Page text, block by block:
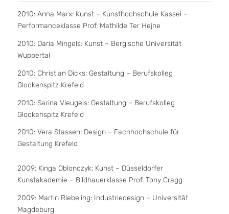
2010: Anna Marx: Kunst – Kunsthochschule Kassel –
Performanceklasse Prof. Mathilde Ter Hejne
2010: Daria Mingels: Kunst – Bergische Universität
Wuppertal
2010: Christian Dicks: Gestaltung – Berufskolleg
Glockenspitz Krefeld
2010: Sarina Vleugels: Gestaltung – Berufskolleg
Glockenspitz Krefeld
2010: Vera Stassen: Design – Fachhochschule für
Gestaltung Krefeld
2009: Kinga Oblonczyk: Kunst – Düsseldorfer
Kunstakademie – Bildhauerklasse Prof. Tony Cragg
2009: Martin Riebeling: Industriedesign – Universität
Magdeburg